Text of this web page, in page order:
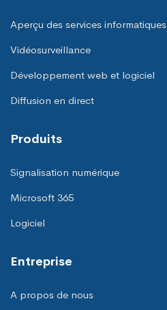
Aperçu des services informatiques
Vidéosurveillance
Développement web et logiciel
Diffusion en direct
Produits
Signalisation numérique
Microsoft 365
Logiciel
Entreprise
A propos de nous